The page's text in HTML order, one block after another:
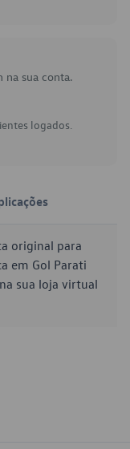
na sua conta.
logados.
original para
em Gol Parati
sua loja virtual